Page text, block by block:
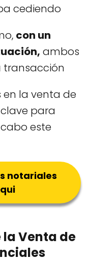
cediendo
con un
ambos
transacción
en la venta de
para
este
notariales
la Venta de